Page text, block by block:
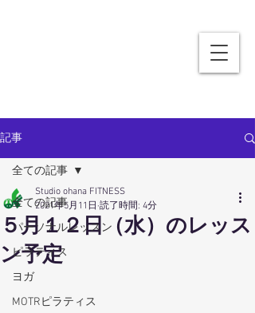
記事
全ての記事
パーソナルレッスン
ピラティス
ヨガ
MOTRピラティス
全ての記事
５月１２日（水）のレッス
ン予定
Studio ohana FITNESS
2021年5月11日 読了時間: 4分